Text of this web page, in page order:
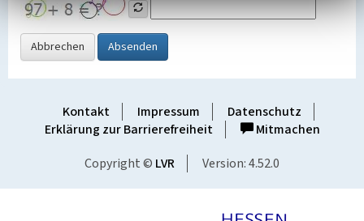
Abbrechen Absenden
Kontakt Impressum
Datenschutz
Erklärung zur Barrierefreiheit
Mitmachen
Copyright © LVR Version: 4.52.0